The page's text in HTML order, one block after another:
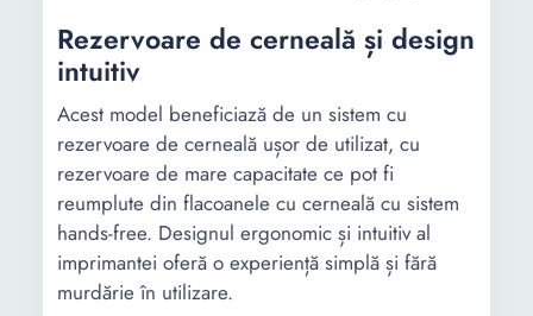
Rezervoare de cerneală și design
intuitiv
Acest model beneficiază de un sistem cu
rezervoare de cerneală ușor de utilizat, cu
rezervoare de mare capacitate ce pot fi
reumplute din flacoanele cu cerneală cu sistem
hands-free. Designul ergonomic și intuitiv al
imprimantei oferă o experiență simplă și fără
murdărie în utilizare.